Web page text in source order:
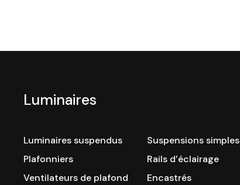
Luminaires
Luminaires suspendus
Suspensions simples
Plafonniers
Rails d’éclairage
Ventilateurs de plafond
Encastrés